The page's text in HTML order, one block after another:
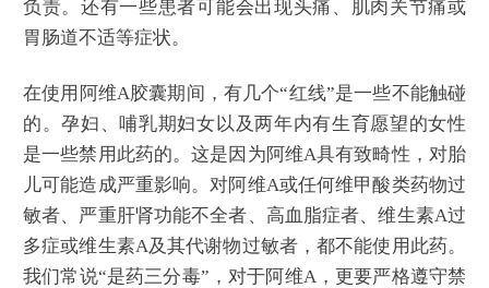
负责。还有一些患者可能会出现头痛、肌肉关节痛或
胃肠道不适等症状。
在使用阿维A胶囊期间，有几个“红线”是一些不能触碰
的。孕妇、哺乳期妇女以及两年内有生育愿望的女性
是一些禁用此药的。这是因为阿维A具有致畸性，对胎
儿可能造成严重影响。对阿维A或任何维甲酸类药物过
敏者、严重肝肾功能不全者、高血脂症者、维生素A过
多症或维生素A及其代谢物过敏者，都不能使用此药。
我们常说“是药三分毒”，对于阿维A，更要严格遵守禁